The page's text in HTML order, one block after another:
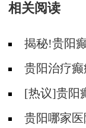
相关阅读
揭秘!贵阳
得癫痫呢
贵阳治疗
遗传性癫痫病?
[热议]贵阳
会得羊儿疯病
贵阳哪家